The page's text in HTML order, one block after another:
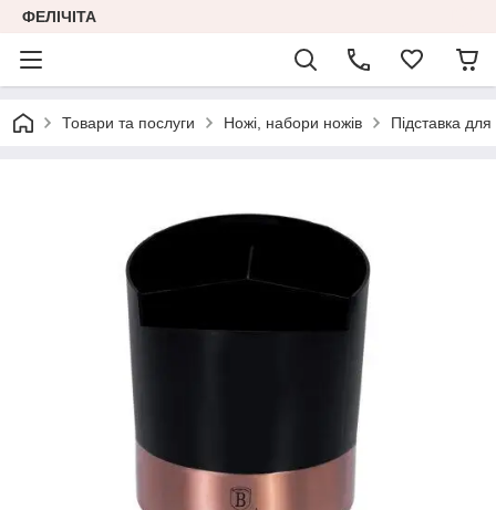
ФЕЛІЧІТА
Товари та послуги Ножі, набори ножів Підставка